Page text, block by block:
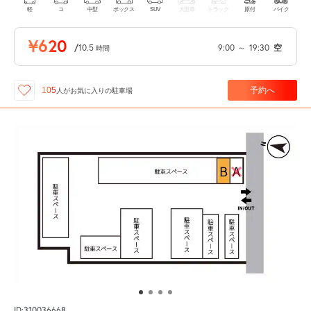
軽 コ 中型 ボックス SUV 大型車 トラック 原付 バイク
¥620 /10.5 時間 9:00 ～ 19:30 空
105 人がお気に入りの駐車場 予約へ